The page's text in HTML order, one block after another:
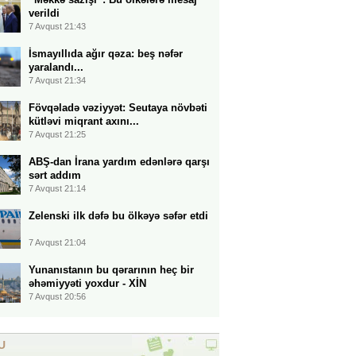
verildi
7 Avqust 21:43
İsmayıllıda ağır qəza: beş nəfər
yaralandı...
7 Avqust 21:34
Fövqəladə vəziyyət: Seutaya növbəti
kütləvi miqrant axını...
7 Avqust 21:25
ABŞ-dan İrana yardım edənlərə qarşı
sərt addım
7 Avqust 21:14
Zelenski ilk dəfə bu ölkəyə səfər etdi
7 Avqust 21:04
Yunanıstanın bu qərarının heç bir
əhəmiyyəti yoxdur - XİN
7 Avqust 20:56